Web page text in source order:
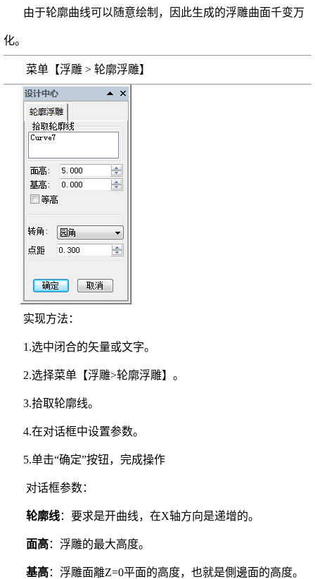
由于轮廓曲线可以随意绘制，因此生成的浮雕曲面千变万
化。
菜单【浮雕 > 轮廓浮雕】
实现方法：
1.选中闭合的矢量或文字。
2.选择菜单【浮雕>轮廓浮雕】。
3.拾取轮廓线。
4.在对话框中设置参数。
5.单击“确定”按钮，完成操作
对话框参数：
轮廓线：要求是开曲线，在X轴方向是递增的。
面高：浮雕的最大高度。
基高：浮雕面離Z=0平面的高度，也就是側邊面的高度。